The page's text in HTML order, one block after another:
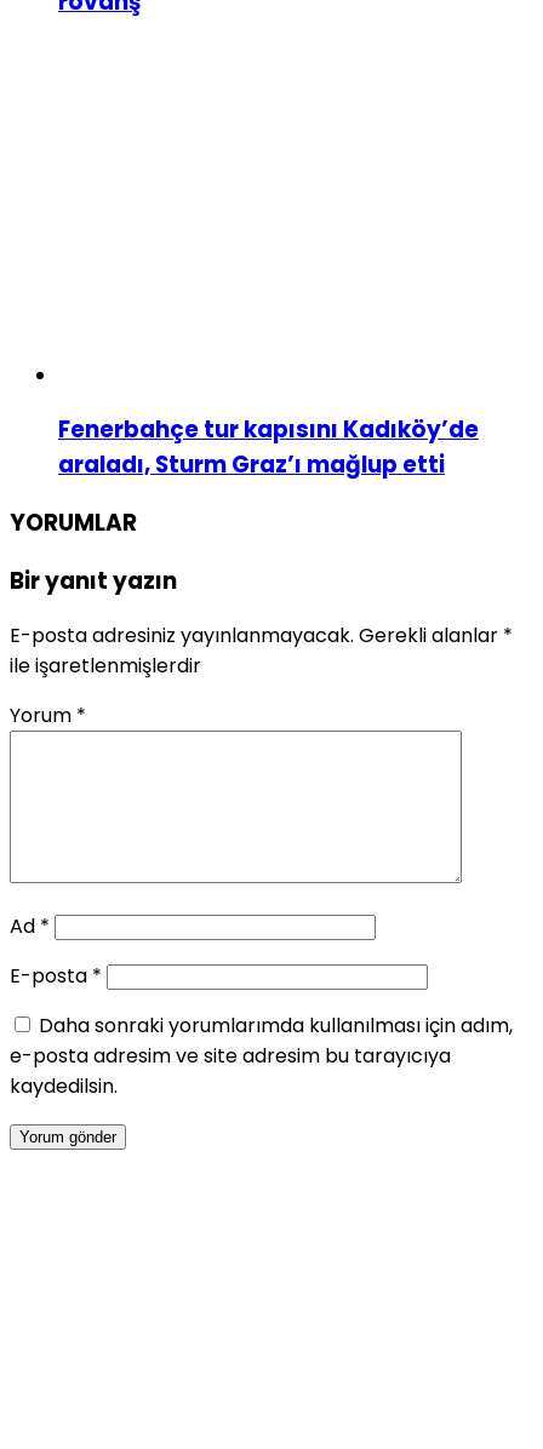
Fenerbahçe tur kapısını Kadıköy’de
araladı, Sturm Graz’ı mağlup etti
YORUMLAR
Bir yanıt yazın
E-posta adresiniz yayınlanmayacak. Gerekli alanlar *
ile işaretlenmişlerdir
Yorum *
Ad *
E-posta *
Daha sonraki yorumlarımda kullanılması için adım,
e-posta adresim ve site adresim bu tarayıcıya
kaydedilsin.